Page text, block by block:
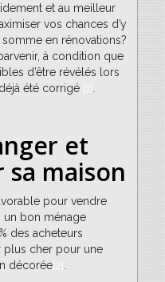
et au meilleur
vos chances d’y
en rénovations?
à condition que
d’être révélés lors
été corrigé
et
maison
pour vendre
un bon ménage
des acheteurs
plus cher pour une
décorée[2]